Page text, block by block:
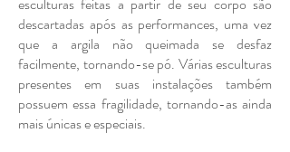
descartadas após as performances, uma vez
que a argila não queimada se desfaz
facilmente, tornando-se pó. Várias esculturas
presentes em suas instalações também
possuem essa fragilidade, tornando-as ainda
mais únicas e especiais.